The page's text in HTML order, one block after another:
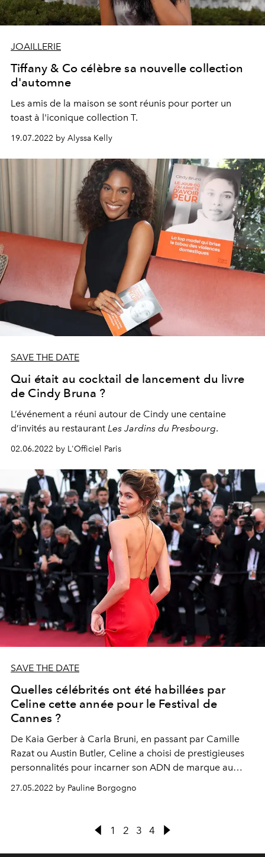
JOAILLERIE
Tiffany & Co célèbre sa nouvelle collection
d'automne
Les amis de la maison se sont réunis pour porter un
toast à l'iconique collection T.
19.07.2022 by Alyssa Kelly
SAVE THE DATE
Qui était au cocktail de lancement du livre
de Cindy Bruna ?
L’événement a réuni autour de Cindy une centaine
d’invités au restaurant Les Jardins du Presbourg.
02.06.2022 by L'Officiel Paris
SAVE THE DATE
Quelles célébrités ont été habillées par
Celine cette année pour le Festival de
Cannes ?
De Kaia Gerber à Carla Bruni, en passant par Camille
Razat ou Austin Butler, Celine a choisi de prestigieuses
personnalités pour incarner son ADN de marque au
27.05.2022 by Pauline Borgogno
1 2 3 4